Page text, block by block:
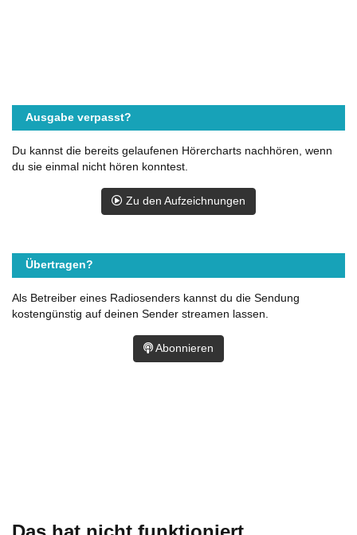
Ausgabe verpasst?
Du kannst die bereits gelaufenen Hörercharts nachhören, wenn
du sie einmal nicht hören konntest.
Zu den Aufzeichnungen
Übertragen?
Als Betreiber eines Radiosenders kannst du die Sendung
kostengünstig auf deinen Sender streamen lassen.
Abonnieren